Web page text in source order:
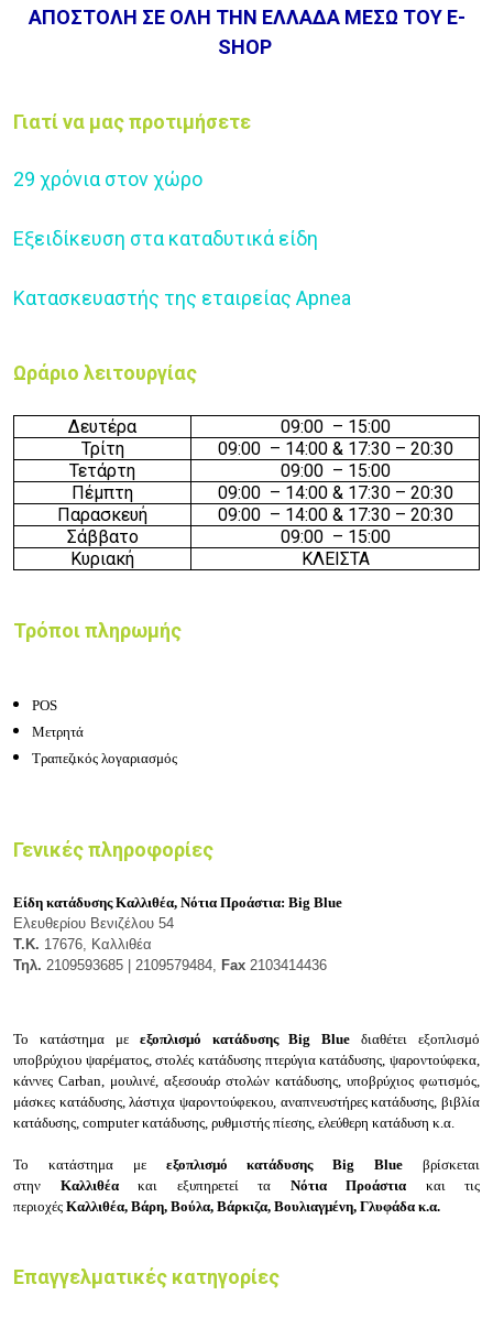
ΑΠΟΣΤΟΛΗ ΣΕ ΟΛΗ ΤΗΝ ΕΛΛΑΔΑ ΜΕΣΩ ΤΟΥ E-
SHOP
Γιατί να μας προτιμήσετε
29 χρόνια στον χώρο
Εξειδίκευση στα καταδυτικά είδη
Κατασκευαστής της εταιρείας Apnea
Ωράριο λειτουργίας
Δευτέρα 09:00 – 15:00
Τρίτη
09:00 – 14:00& 17:30 – 20:30
Τετάρτη
09:00 – 15:00
Πέμπτη
09:00 – 14:00& 17:30 – 20:30
Παρασκευή
09:00 – 14:00& 17:30 – 20:30
Σάββατο
09:00 – 15:00
Κυριακή
ΚΛΕΙΣΤΑ
Τρόποι πληρωμής
POS
Μετρητά
Τραπεζικός λογαριασμός
Γενικές πληροφορίες
Είδη κατάδυσης Καλλιθέα, Νότια Προάστια: Big Blue
Ελευθερίου Βενιζέλου 54
Τ.Κ. 17676, Καλλιθέα
Τηλ. 2109593685 | 2109579484, Fax 2103414436
Το κατάστημα με εξοπλισμό κατάδυσης Big Blue
διαθέτει εξοπλισμό
υποβρύχιου ψαρέματος, στολές κατάδυσης πτερύγια κατάδυσης, ψαροντούφεκα,
κάννες Carban, μουλινέ, αξεσουάρ στολών κατάδυσης, υποβρύχιος φωτισμός,
μάσκες κατάδυσης, λάστιχα ψαροντούφεκου, αναπνευστήρες κατάδυσης, βιβλία
κατάδυσης, computer κατάδυσης, ρυθμιστής πίεσης, ελεύθερη κατάδυση κ.α.
Το κατάστημα με εξοπλισμό κατάδυσης Big Blue
βρίσκεται
στην Καλλιθέα και εξυπηρετεί τα Νότια Προάστια και τις
περιοχές Καλλιθέα, Βάρη, Βούλα, Βάρκιζα, Βουλιαγμένη, Γλυφάδα κ.α.
Επαγγελματικές κατηγορίες